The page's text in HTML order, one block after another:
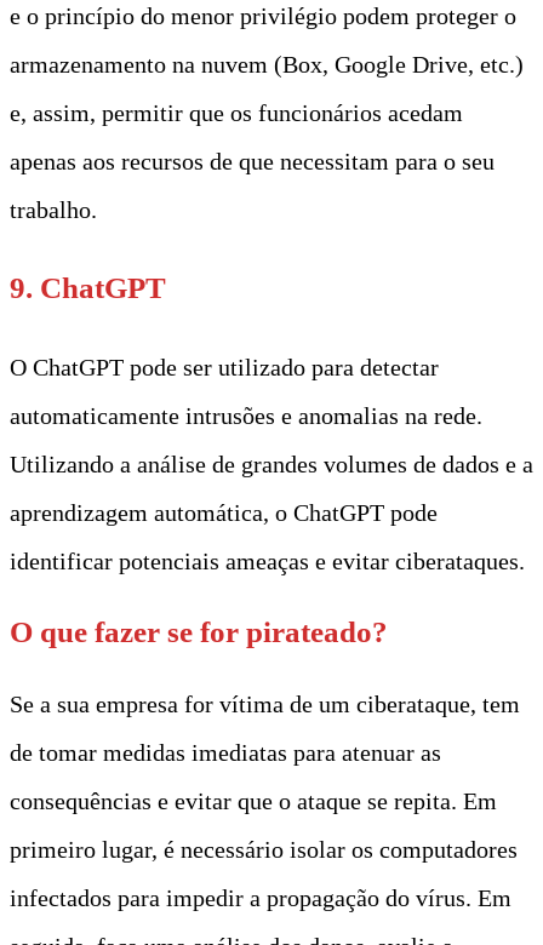
e o princípio do menor privilégio podem proteger o
armazenamento na nuvem (Box, Google Drive, etc.)
e, assim, permitir que os funcionários acedam
apenas aos recursos de que necessitam para o seu
trabalho.
9. ChatGPT
O ChatGPT pode ser utilizado para detectar
automaticamente intrusões e anomalias na rede.
Utilizando a análise de grandes volumes de dados e a
aprendizagem automática, o ChatGPT pode
identificar potenciais ameaças e evitar ciberataques.
O que fazer se for pirateado?
Se a sua empresa for vítima de um ciberataque, tem
de tomar medidas imediatas para atenuar as
consequências e evitar que o ataque se repita. Em
primeiro lugar, é necessário isolar os computadores
infectados para impedir a propagação do vírus. Em